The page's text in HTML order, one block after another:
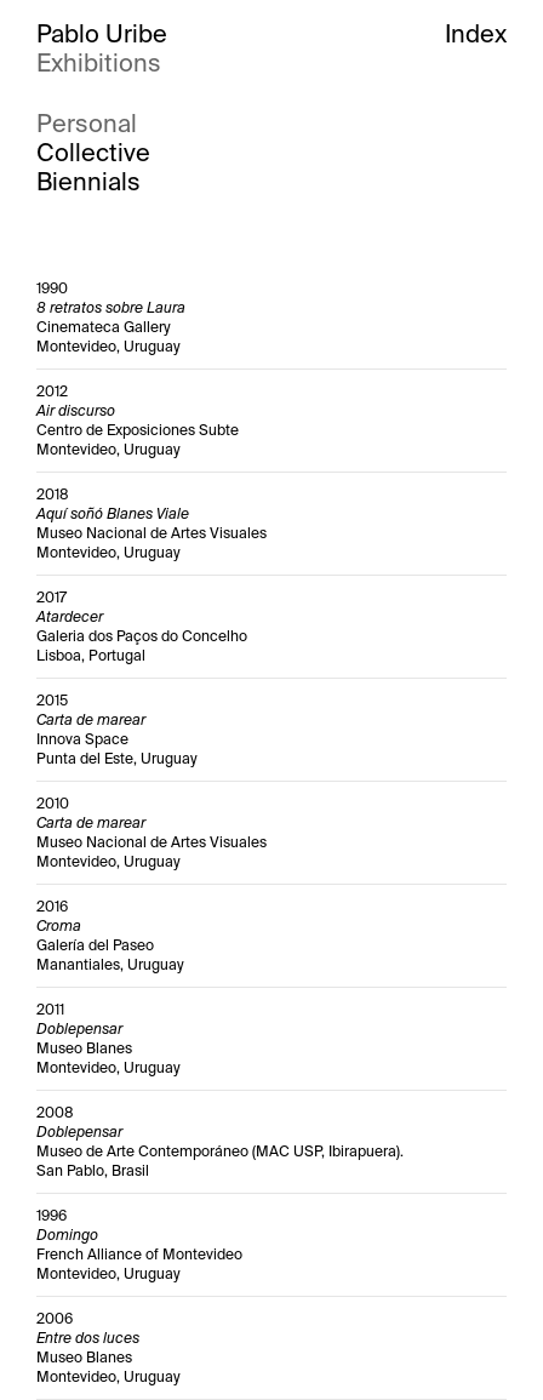
Pablo Uribe
Exhibitions
Index
Personal
Collective
Biennials
1990
8 retratos sobre Laura
Cinemateca Gallery
Montevideo, Uruguay
2012
Air discurso
Centro de Exposiciones Subte
Montevideo, Uruguay
2018
Aquí soñó Blanes Viale
Museo Nacional de Artes Visuales
Montevideo, Uruguay
2017
Atardecer
Galeria dos Paços do Concelho
Lisboa, Portugal
2015
Carta de marear
Innova Space
Punta del Este, Uruguay
2010
Carta de marear
Museo Nacional de Artes Visuales
Montevideo, Uruguay
2016
Croma
Galería del Paseo
Manantiales, Uruguay
2011
Doblepensar
Museo Blanes
Montevideo, Uruguay
2008
Doblepensar
Museo de Arte Contemporáneo (MAC USP, Ibirapuera).
San Pablo, Brasil
1996
Domingo
French Alliance of Montevideo
Montevideo, Uruguay
2006
Entre dos luces
Museo Blanes
Montevideo, Uruguay